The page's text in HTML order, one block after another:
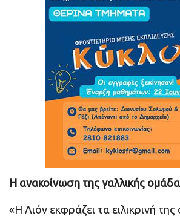
Η ανακοίνωση της γαλλικής
«Η Λιόν εκφράζει τα ειλικρινή